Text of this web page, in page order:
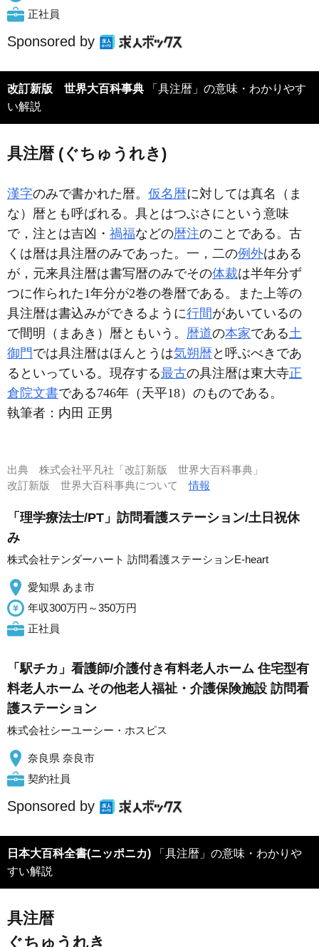
正社員
Sponsored by
改訂新版 世界大百科事典
い解説
具注暦 (ぐちゅうれき)
漢字のみで書かれた暦。 仮名暦に対しては真名（ま
な）暦とも呼ばれる。具とはつぶさにという意味
で，注とは吉凶・ 禍福などの暦注のことである。古
くは暦は具注暦のみであった。一，二の例外はある
が，元来具注暦は書写暦のみでその体裁は半年分ず
つに作られた1年分が2巻の巻暦である。また上等の
具注暦は書込みができるように行間があいているの
で間明（まあき）暦ともいう。 暦道の本家である土
御門 では具注暦はほんとうは気朔暦 と呼ぶべきであ
るといっている。現存する最古の具注暦は東大寺正
倉院文書である746年（天平18）のものである。
執筆者： 内田 正男
出典 株式会社平凡社「改訂新版 世界大百科事典」
改訂新版 世界大百科事典について情報
「理学療法士/PT」訪問看護ステーション/土日祝休
み
株式会社テンダーハート 訪問看護ステーションE-heart
愛知県 あま市
年収300万円～350万円
正社員
「駅チカ」看護師/介護付き有料老人ホーム 住宅型有
料老人ホーム その他老人福祉・介護保険施設 訪問看
護ステーション
株式会社シーユーシー・ホスピス
奈良県 奈良市
契約社員
Sponsored by
日本大百科全書(ニッポニカ)
すい解説
具注暦
ぐちゅうれき